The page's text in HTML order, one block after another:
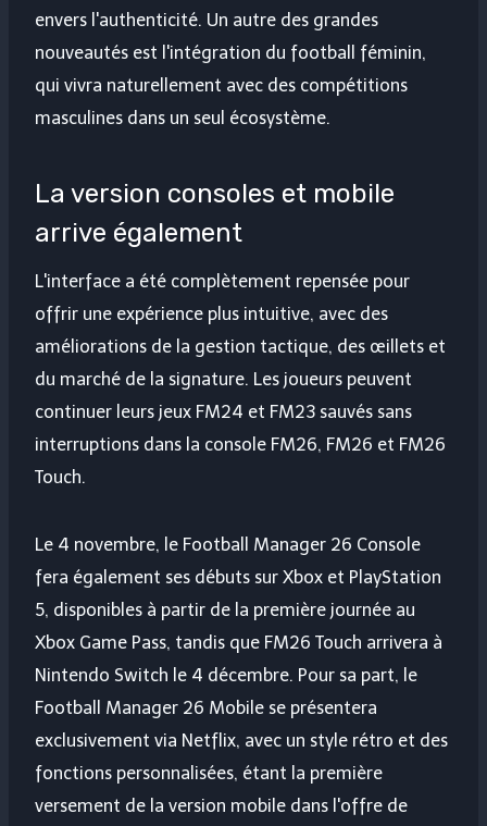
envers l'authenticité. Un autre des grandes
nouveautés est l'intégration du football féminin,
qui vivra naturellement avec des compétitions
masculines dans un seul écosystème.
La version consoles et mobile
arrive également
L'interface a été complètement repensée pour
offrir une expérience plus intuitive, avec des
améliorations de la gestion tactique, des œillets et
du marché de la signature. Les joueurs peuvent
continuer leurs jeux FM24 et FM23 sauvés sans
interruptions dans la console FM26, FM26 et FM26
Touch.
Le 4 novembre, le Football Manager 26 Console
fera également ses débuts sur Xbox et PlayStation
5, disponibles à partir de la première journée au
Xbox Game Pass, tandis que FM26 Touch arrivera à
Nintendo Switch le 4 décembre. Pour sa part, le
Football Manager 26 Mobile se présentera
exclusivement via Netflix, avec un style rétro et des
fonctions personnalisées, étant la première
versement de la version mobile dans l'offre de